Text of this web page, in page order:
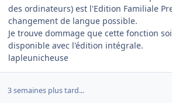
des ordinateurs) est l'Edition Familiale
changement de langue possible.
Je trouve dommage que cette fonction
disponible avec l'édition intégrale.
lapleunicheuse
3 semaines plus tard...